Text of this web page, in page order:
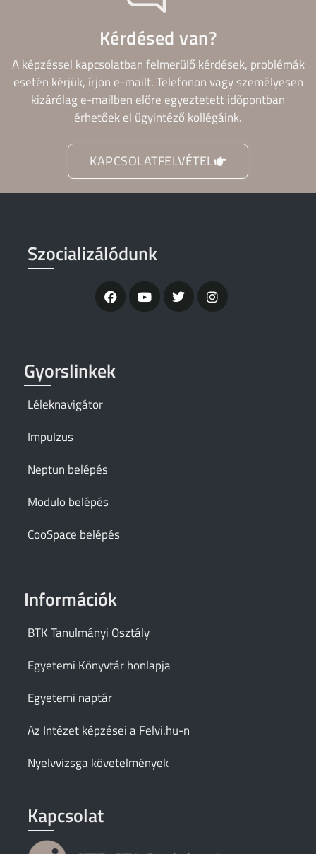
Kérdésed van?
A képzéssel kapcsolatban felmerülő kérdések, problémák
esetén kérjük, írjon e-mailt. Telefonon vagy személyesen
kizárólag e-mailben előre egyeztetett időpontban
érhetőek el ügyintéző kollégáink.
KAPCSOLATFELVÉTEL
Szocializálódunk
Gyorslinkek
Léleknavigátor
Impulzus
Neptun belépés
Modulo belépés
CooSpace belépés
Információk
BTK Tanulmányi Osztály
Egyetemi Könyvtár honlapja
Egyetemi naptár
Az Intézet képzései a Felvi.hu-n
Nyelvvizsga követelmények
Kapcsolat